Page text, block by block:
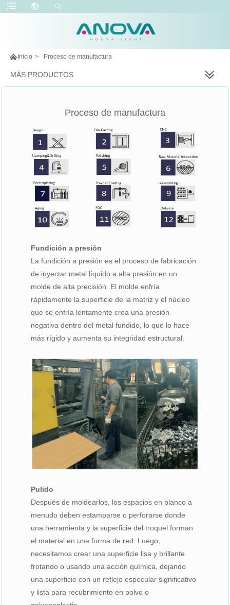
 Inicio > Proceso de manufactura
MÁS PRODUCTOS
Proceso de manufactura
Fundición a presión
La fundición a presión es el proceso de fabricación
de inyectar metal líquido a alta presión en un
molde de alta precisión. El molde enfría
rápidamente la superficie de la matriz y el núcleo
que se enfría lentamente crea una presión
negativa dentro del metal fundido, lo que lo hace
más rígido y aumenta su integridad estructural.
Pulido
Después de moldearlos, los espacios en blanco a
menudo deben estamparse o perforarse donde
una herramienta y la superficie del troquel forman
el material en una forma de red. Luego,
necesitamos crear una superficie lisa y brillante
frotando o usando una acción química, dejando
una superficie con un reflejo especular significativo
y lista para recubrimiento en polvo o